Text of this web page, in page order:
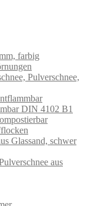
farbig
Pulverschnee,
DIN 4102 B1
Glassand, schwer
aus